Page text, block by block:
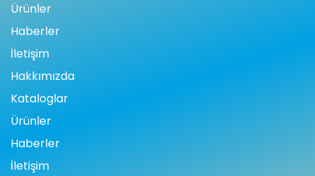
Ürünler
Haberler
İletişim
Hakkımızda
Kataloglar
Ürünler
Haberler
İletişim